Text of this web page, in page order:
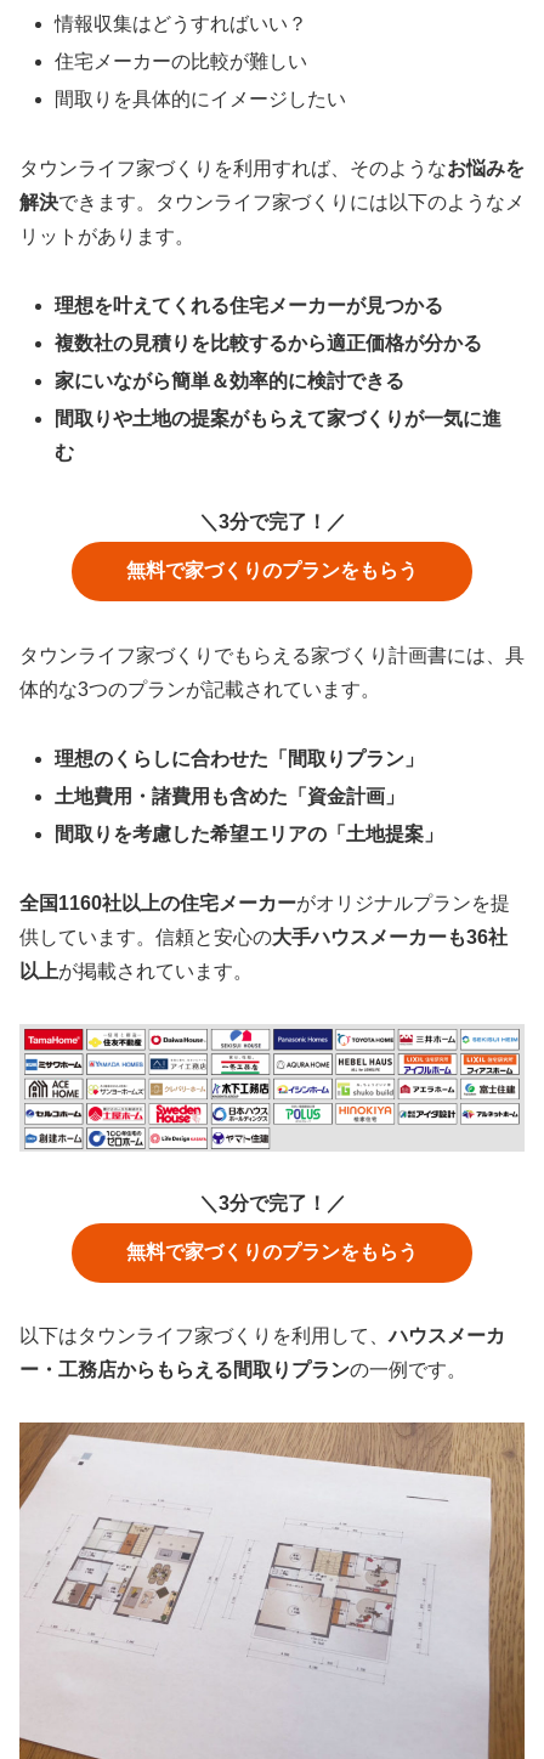
情報収集はどうすればいい？
住宅メーカーの比較が難しい
間取りを具体的にイメージしたい
タウンライフ家づくりを利用すれば、そのようなお悩みを
解決できます。タウンライフ家づくりには以下のようなメ
リットがあります。
理想を叶えてくれる住宅メーカーが見つかる
複数社の見積りを比較するから適正価格が分かる
家にいながら簡単＆効率的に検討できる
間取りや土地の提案がもらえて家づくりが一気に進
む
＼3分で完了！／
無料で家づくりのプランをもらう
タウンライフ家づくりでもらえる家づくり計画書には、具
体的な3つのプランが記載されています。
理想のくらしに合わせた「間取りプラン」
土地費用・諸費用も含めた「資金計画」
間取りを考慮した希望エリアの「土地提案」
全国1160社以上の住宅メーカーがオリジナルプランを提
供しています。信頼と安心の大手ハウスメーカーも36社
以上が掲載されています。
＼3分で完了！／
無料で家づくりのプランをもらう
以下はタウンライフ家づくりを利用して、ハウスメーカ
ー・工務店からもらえる間取りプランの一例です。